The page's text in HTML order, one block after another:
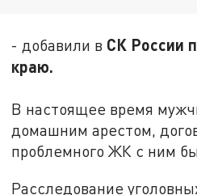
- добавили в СК России
краю.
В настоящее время
домашним арестом,
проблемного ЖК с ним
Расследование